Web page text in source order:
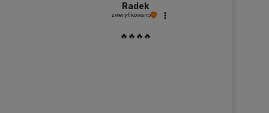
Radek
zweryfikowano
🔥🔥🔥🔥